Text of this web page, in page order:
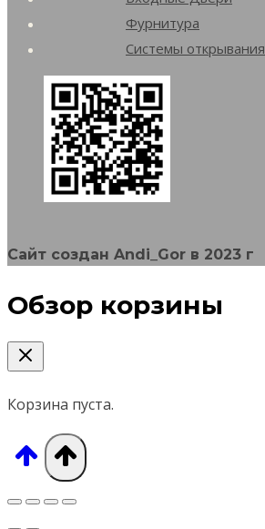
Фурнитура
Системы открывания
Сайт создан Andi_Gor в 2023 г
Обзор корзины
Корзина пуста.